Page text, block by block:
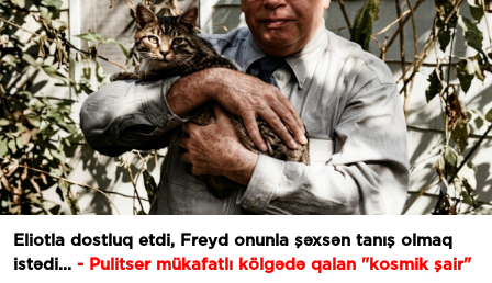
Eliotla dostluq etdi, Freyd onunla şəxsən tanış olmaq
istədi... - Pulitser mükafatlı kölgədə qalan "kosmik şair"